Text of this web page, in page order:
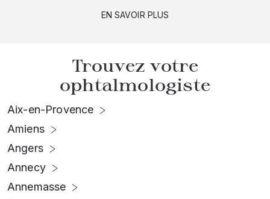
EN SAVOIR PLUS
Trouvez votre
ophtalmologiste
Aix-en-Provence
Amiens
Angers
Annecy
Annemasse